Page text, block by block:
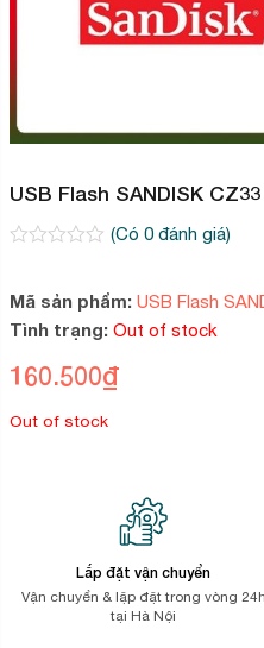
USB Flash SANDISK
5
dựa
trên
giá
(Có 0đánh giá)
Mã sản phẩm: USB Flash
Tình trạng: Out of stock
160.500₫
Out of stock
Lắp đặt vận chuyển
Vận chuyển & lặp đặt trong vòng 24h
tại Hà Nội